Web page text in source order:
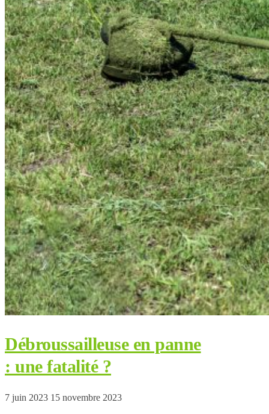
Débroussailleuse en panne
: une fatalité ?
7 juin 2023 15 novembre 2023